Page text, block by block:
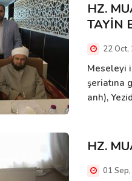
HZ.
TAYİN
22 Oct,
Meseleyi
şeriatına
anh),
HZ.
01